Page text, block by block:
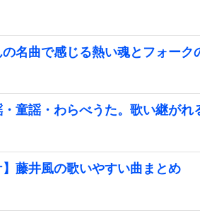
名曲で感じる熱い魂とフォーク
童謡・わらべうた。歌い継がれ
】藤井風の歌いやすい曲まとめ